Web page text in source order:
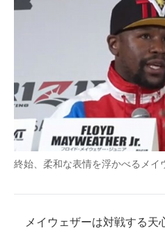
終始、柔和な表情を浮かべるメイ
メイウェザーは対戦する天